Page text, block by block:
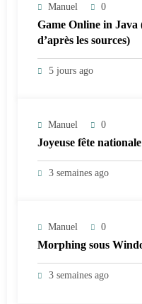
Manuel 0
Game Online in Java
d’après les sources)
5 jours ago
Manuel 0
Joyeuse fête
3 semaines ago
Manuel 0
Morphing sous
3 semaines ago